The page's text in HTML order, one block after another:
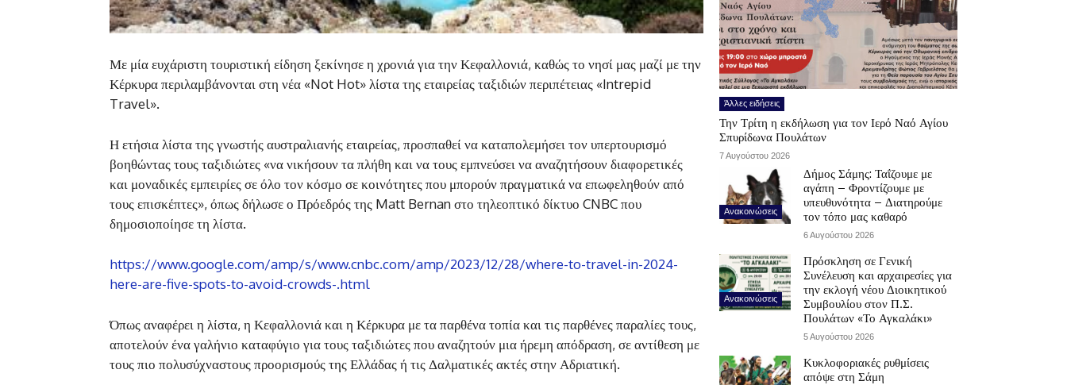
Με μία ευχάριστη τουριστική είδηση ξεκίνησε η χρονιά για την Κεφαλλονιά, καθώς το νησί μας μαζί με την
Κέρκυρα περιλαμβάνονται στη νέα «Not Hot» λίστα της εταιρείας ταξιδιών περιπέτειας «Intrepid
Travel».
Η ετήσια λίστα της γνωστής αυστραλιανής εταιρείας, προσπαθεί να καταπολεμήσει τον υπερτουρισμό
βοηθώντας τους ταξιδιώτες «να νικήσουν τα πλήθη και να τους εμπνεύσει να αναζητήσουν διαφορετικές
και μοναδικές εμπειρίες σε όλο τον κόσμο σε κοινότητες που μπορούν πραγματικά να επωφεληθούν από
τους επισκέπτες», όπως δήλωσε ο Πρόεδρός της Matt Bernan στο τηλεοπτικό δίκτυο CNBC που
δημοσιοποίησε τη λίστα.
https://www.google.com/amp/s/www.cnbc.com/amp/2023/12/28/where-to-travel-in-2024-
here-are-five-spots-to-avoid-crowds-.html
Όπως αναφέρει η λίστα, η Κεφαλλονιά και η Κέρκυρα με τα παρθένα τοπία και τις παρθένες παραλίες τους,
αποτελούν ένα γαλήνιο καταφύγιο για τους ταξιδιώτες που αναζητούν μια ήρεμη απόδραση, σε αντίθεση με
τους πιο πολυσύχναστους προορισμούς της Ελλάδας ή τις Δαλματικές ακτές στην Αδριατική.
Άλλες ειδήσεις
Την Τρίτη η εκδήλωση για τον Ιερό Ναό Αγίου
Σπυρίδωνα Πουλάτων
7 Αυγούστου 2026
Ανακοινώσεις
Δήμος Σάμης: Ταΐζουμε με
αγάπη – Φροντίζουμε με
υπευθυνότητα – Διατηρούμε
τον τόπο μας καθαρό
6 Αυγούστου 2026
Ανακοινώσεις
Πρόσκληση σε Γενική
Συνέλευση και αρχαιρεσίες για
την εκλογή νέου Διοικητικού
Συμβουλίου στον Π.Σ.
Πουλάτων «Το Αγκαλάκι»
5 Αυγούστου 2026
Κυκλοφοριακές ρυθμίσεις
απόψε στη Σάμη